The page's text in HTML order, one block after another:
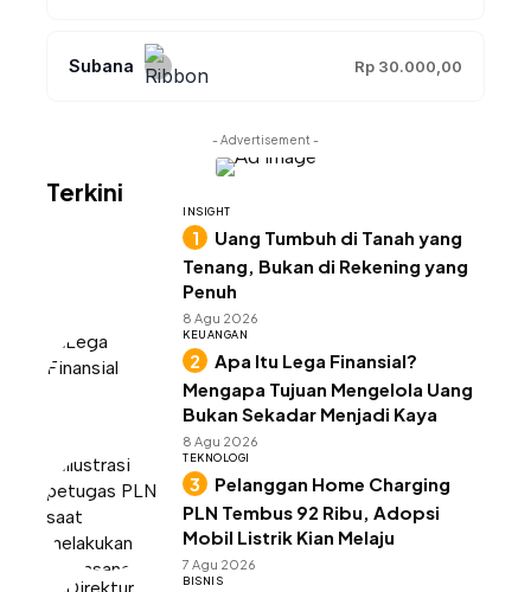
Subana Rp 30.000,00
- Advertisement -
Terkini
INSIGHT
Uang Tumbuh di Tanah yang
Tenang, Bukan di Rekening yang
Penuh
8 Agu 2026
KEUANGAN
Apa Itu Lega Finansial?
Mengapa Tujuan Mengelola Uang
Bukan Sekadar Menjadi Kaya
8 Agu 2026
TEKNOLOGI
Pelanggan Home Charging
PLN Tembus 92 Ribu, Adopsi
Mobil Listrik Kian Melaju
7 Agu 2026
BISNIS